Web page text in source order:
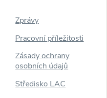
Zprávy
Pracovní příležitosti
Zásady ochrany
osobních údajů
Středisko LAC